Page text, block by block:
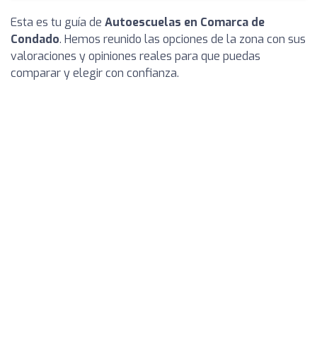
Esta es tu guía de Autoescuelas en Comarca de
Condado. Hemos reunido las opciones de la zona con sus
valoraciones y opiniones reales para que puedas
comparar y elegir con confianza.